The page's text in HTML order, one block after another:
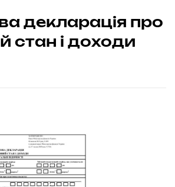
декларація про
стан і доходи